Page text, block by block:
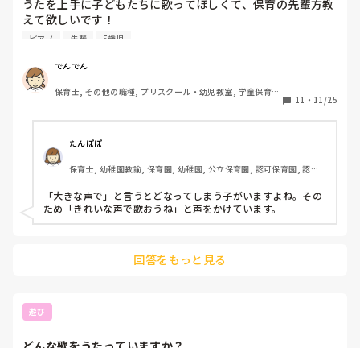
続けるのなら私が変わるしか無いのも分かってます。
子どもたちは可愛いです。
ほんとそれだけが救いだなと感じてます‥。
こんな状態ですが、なにか勇気づけられるアドバイスをもら
えたらと思い投稿させていただきました。
うたを上手に子どもたちに歌ってほしくて、保育の先輩方教
えて欲しいです！
年齢は、5歳、4歳です！
くて、ちゃんとメロディを歌って欲しいというか、、説明が
難しいんですけど、、。
ピアノ 先輩 5歳児
でんでん
保育士, その他の職種, プリスクール・幼児教室, 学童保育,
11 ・ 11/25
たんぽぽ
保育士, 幼稚園教諭, 保育園, 幼稚園, 公立保育園, 認可保育園, 認
「大きな声で」と言うとどなってしまう子がいますよね。その
ため「きれいな声で歌おうね」と声をかけています。
回答をもっと見る
遊び